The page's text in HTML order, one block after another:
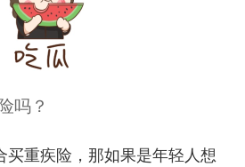
吗？
买重疾险，那如果是年轻人想